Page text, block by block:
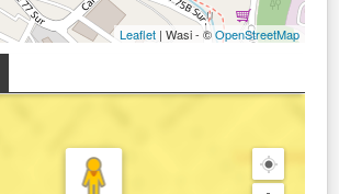
Leaflet | Wasi - ©OpenStreetMap